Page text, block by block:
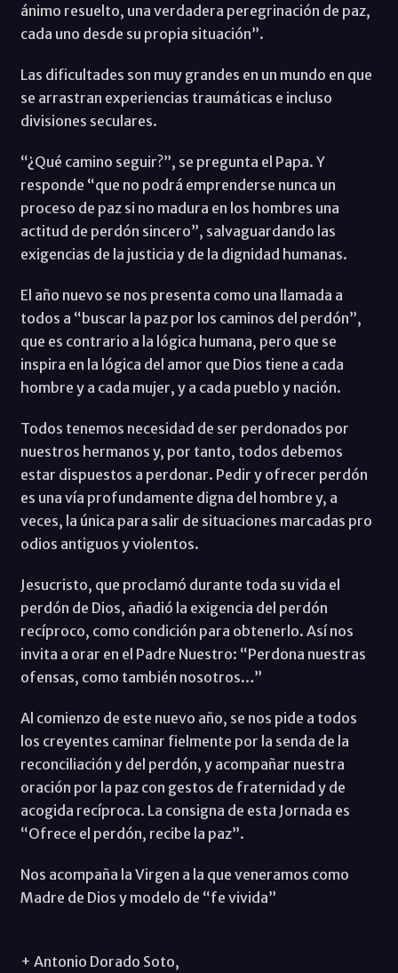
ánimo resuelto, una verdadera peregrinación de paz,
cada uno desde su propia situación”.
Las dificultades son muy grandes en un mundo en que
se arrastran experiencias traumáticas e incluso
divisiones seculares.
“¿Qué camino seguir?”, se pregunta el Papa. Y
responde “que no podrá emprenderse nunca un
proceso de paz si no madura en los hombres una
actitud de perdón sincero”, salvaguardando las
exigencias de la justicia y de la dignidad humanas.
El año nuevo se nos presenta como una llamada a
todos a “buscar la paz por los caminos del perdón”,
que es contrario a la lógica humana, pero que se
inspira en la lógica del amor que Dios tiene a cada
hombre y a cada mujer, y a cada pueblo y nación.
Todos tenemos necesidad de ser perdonados por
nuestros hermanos y, por tanto, todos debemos
estar dispuestos a perdonar. Pedir y ofrecer perdón
es una vía profundamente digna del hombre y, a
veces, la única para salir de situaciones marcadas pro
odios antiguos y violentos.
Jesucristo, que proclamó durante toda su vida el
perdón de Dios, añadió la exigencia del perdón
recíproco, como condición para obtenerlo. Así nos
invita a orar en el Padre Nuestro: “Perdona nuestras
ofensas, como también nosotros…”
Al comienzo de este nuevo año, se nos pide a todos
los creyentes caminar fielmente por la senda de la
reconciliación y del perdón, y acompañar nuestra
oración por la paz con gestos de fraternidad y de
acogida recíproca. La consigna de esta Jornada es
“Ofrece el perdón, recibe la paz”.
Nos acompaña la Virgen a la que veneramos como
Madre de Dios y modelo de “fe vivida”
+ Antonio Dorado Soto,